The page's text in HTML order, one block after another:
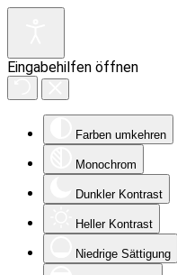
Eingabehilfen öffnen
Farben umkehren
Monochrom
Dunkler Kontrast
Heller Kontrast
Niedrige Sättigung